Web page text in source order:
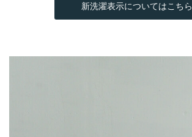
新洗濯表示についてはこちら